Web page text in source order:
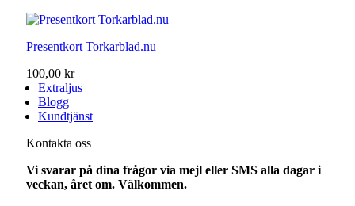
Presentkort Torkarblad.nu
100,00 kr
Extraljus
Blogg
Kundtjänst
Kontakta oss
Vi svarar på dina frågor via mejl eller SMS alla dagar i
veckan, året om. Välkommen.